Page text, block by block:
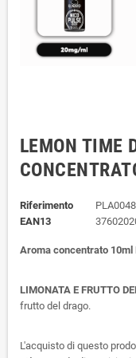
LEMON TIME
Riferimento
EAN13
Aroma concentrato 10ml
LIMONATA E FRUTTO
frutto del drago.
L'acquisto di questo